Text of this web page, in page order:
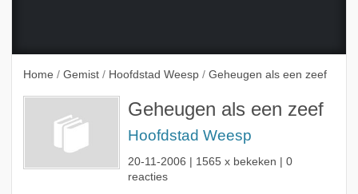
Deze uitzending is niet langer beschikbaar.
Home / Gemist / Hoofdstad Weesp / Geheugen als een zeef
Geheugen als een zeef
Hoofdstad Weesp
20-11-2006 | 1565 x bekeken | 0
reacties